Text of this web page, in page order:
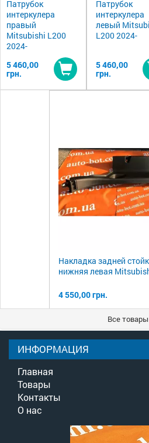
Патрубок
интеркулера
правый
Mitsubishi L200
2024-
5 460,00
грн.
Купить
Патрубок
интеркулера
левый
L200 2024-
5 460,00
грн.
Накладка задней
нижняя левая
4 550,00 грн.
Все товары
ИНФОРМАЦИЯ
Главная
Товары
Контакты
О нас